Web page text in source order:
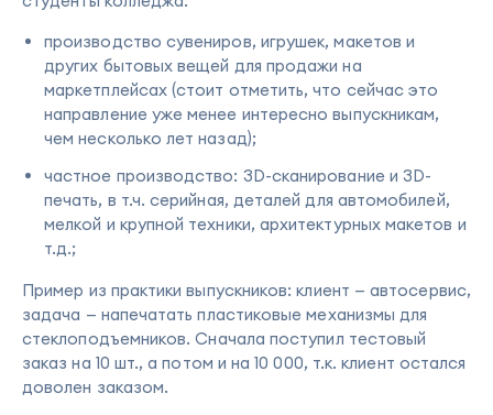
производство сувениров, игрушек, макетов и
других бытовых вещей для продажи на
маркетплейсах (стоит отметить, что сейчас это
направление уже менее интересно выпускникам,
чем несколько лет назад);
частное производство: 3D-сканирование и 3D-
печать, в т.ч. серийная, деталей для автомобилей,
мелкой и крупной техники, архитектурных макетов и
т.д.;
Пример из практики выпускников: клиент — автосервис,
задача — напечатать пластиковые механизмы для
стеклоподъемников. Сначала поступил тестовый
заказ на 10 шт., а потом и на 10 000, т.к. клиент остался
доволен заказом.